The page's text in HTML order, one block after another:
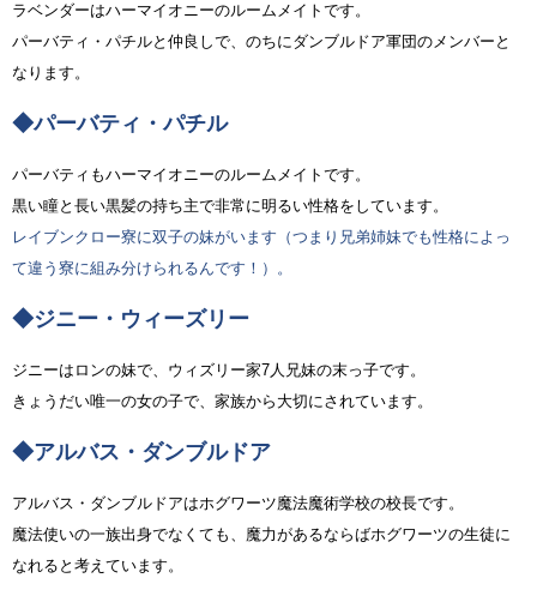
ラベンダーはハーマイオニーのルームメイトです。
パーバティ・パチルと仲良しで、のちにダンブルドア軍団のメンバーと
なります。
◆パーバティ・パチル
パーバティもハーマイオニーのルームメイトです。
黒い瞳と長い黒髪の持ち主で非常に明るい性格をしています。
レイブンクロー寮に双子の妹がいます（つまり兄弟姉妹でも性格によっ
て違う寮に組み分けられるんです！）。
◆ジニー・ウィーズリー
ジニーはロンの妹で、ウィズリー家7人兄妹の末っ子です。
きょうだい唯一の女の子で、家族から大切にされています。
◆アルバス・ダンブルドア
アルバス・ダンブルドアはホグワーツ魔法魔術学校の校長です。
魔法使いの一族出身でなくても、魔力があるならばホグワーツの生徒に
なれると考えています。